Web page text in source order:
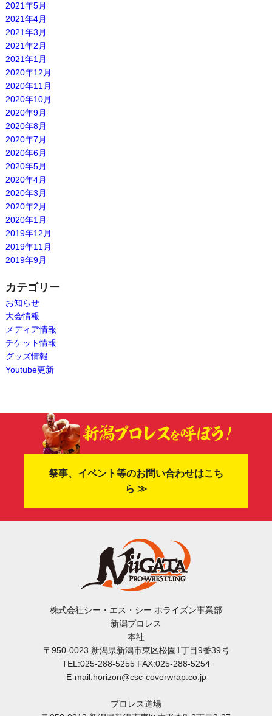
2021年5月
2021年4月
2021年3月
2021年2月
2021年1月
2020年12月
2020年11月
2020年10月
2020年9月
2020年8月
2020年7月
2020年6月
2020年5月
2020年4月
2020年3月
2020年2月
2020年1月
2019年12月
2019年11月
2019年9月
カテゴリー
お知らせ
大会情報
メディア情報
チケット情報
グッズ情報
Youtube更新
祭事、イベント等のお問い合わせはこち
ら ≫
株式会社シー・エス・シー ホライズン事業部
新潟プロレス
本社
〒950-0023 新潟県新潟市東区松園1丁目9番39号
TEL:025-288-5255 FAX:025-288-5254
E-mail:horizon@csc-coverwrap.co.jp
プロレス道場